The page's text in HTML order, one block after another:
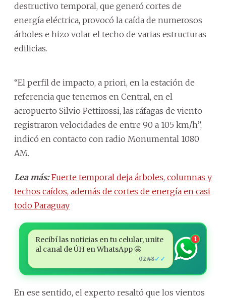
destructivo temporal, que generó cortes de
energía eléctrica, provocó la caída de numerosos
árboles e hizo volar el techo de varias estructuras
edilicias.
“El perfil de impacto, a priori, en la estación de
referencia que tenemos en Central, en el
aeropuerto Silvio Pettirossi, las ráfagas de viento
registraron velocidades de entre 90 a 105 km/h”,
indicó en contacto con radio Monumental 1080
AM.
Lea más: Fuerte temporal deja árboles, columnas y
techos caídos, además de cortes de energía en casi
todo Paraguay
Recibí las noticias en tu celular, unite
al canal de ÚH en WhatsApp 🤩
02:48✓✓
1
En ese sentido, el experto resaltó que los vientos